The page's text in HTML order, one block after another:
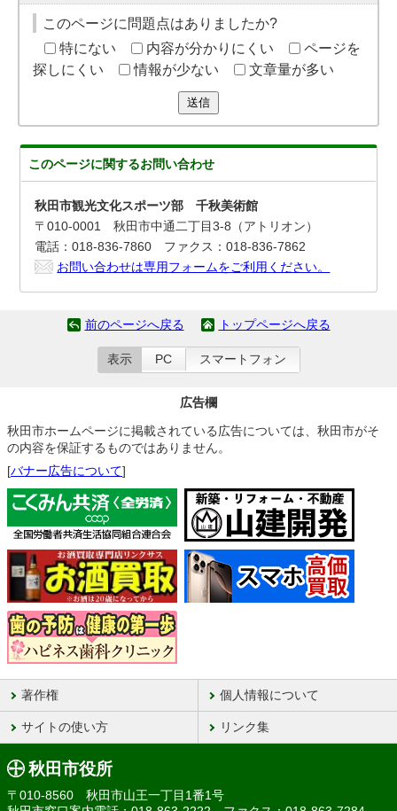
このページに問題点はありましたか?
特にない
内容が分かりにくい
ページを
探しにくい
情報が少ない 文章量が多い
送信
このページに関するお問い合わせ
秋田市観光文化スポーツ部 千秋美術館
〒010-0001 秋田市中通二丁目3-8（アトリオン）
電話：018-836-7860 ファクス：018-836-7862
お問い合わせは専用フォームをご利用ください。
前のページへ戻る トップページへ戻る
表示 PC スマートフォン
広告欄
秋田市ホームページに掲載されている広告については、秋田市がそ
の内容を保証するものではありません。
[バナー広告について]
著作権 個人情報について
サイトの使い方 リンク集
秋田市役所
〒010-8560 秋田市山王一丁目1番1号